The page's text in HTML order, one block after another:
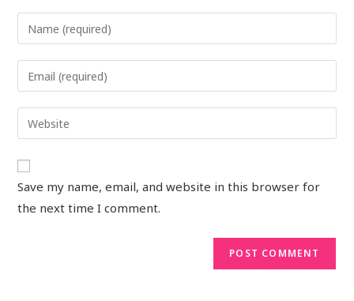
Save my name, email, and website in this browser for
the next time I comment.